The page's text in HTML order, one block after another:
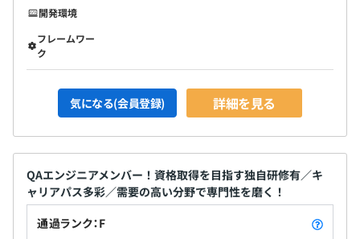
開発環境
フレームワー
ク
気になる(会員登録) 詳細を見る
QAエンジニアメンバー！資格取得を目指す独自研修有／キ
ャリアパス多彩／需要の高い分野で専門性を磨く！
通過ランク：F